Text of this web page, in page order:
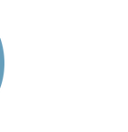
Tell me
in the mood
lovely from